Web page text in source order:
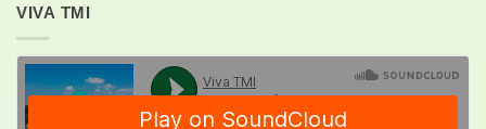
VIVA TMI